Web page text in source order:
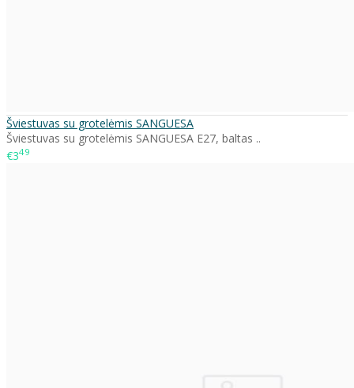
Šviestuvas su grotelėmis SANGUESA
Šviestuvas su grotelėmis SANGUESA E27, baltas ..
€349